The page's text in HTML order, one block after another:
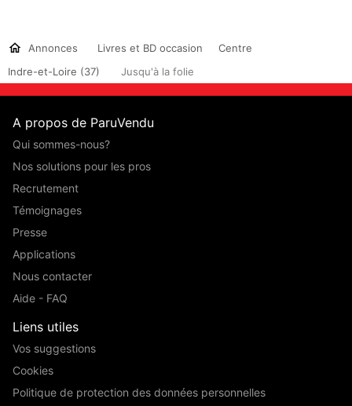
Annonces Livres et BD occasion
Centre
Indre-et-Loire (37)
Jusqu'à la folie
A propos de ParuVendu
Qui sommes-nous?
Nos solutions pour les pros
Recrutement
Témoignages
Presse
Applications
Nous contacter
Aide - FAQ
Liens utiles
Vos suggestions
Cookies
Politique de protection des données personnelles